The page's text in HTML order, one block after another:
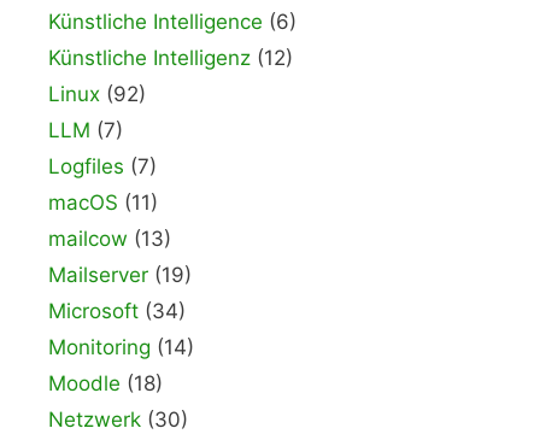
Künstliche Intelligence (6)
Künstliche Intelligenz (12)
Linux (92)
LLM (7)
Logfiles (7)
macOS (11)
mailcow (13)
Mailserver (19)
Microsoft (34)
Monitoring (14)
Moodle (18)
Netzwerk (30)